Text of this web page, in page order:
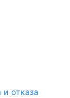
и отказа